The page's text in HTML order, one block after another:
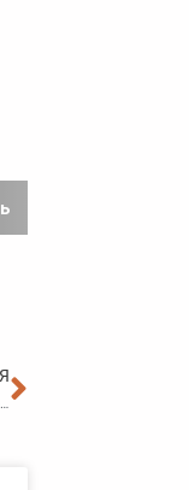
Дополнены полномочия органов исполнительной власти в области обеспечения плодородия земель сельхозназначения